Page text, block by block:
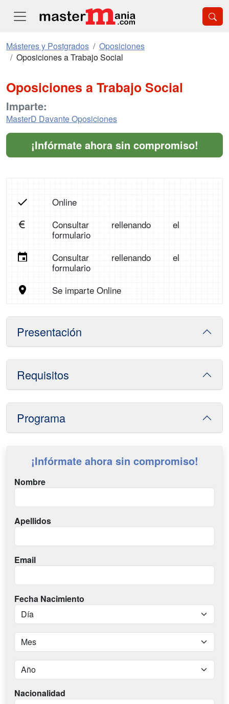
Másteres y Postgrados
Oposiciones
Oposiciones a Trabajo Social
Oposiciones a Trabajo Social
Imparte:
MasterD Davante Oposiciones
¡Infórmate ahora sin compromiso!
Online
Consultar rellenando el
formulario
Consultar rellenando el
formulario
Se imparte Online
Presentación
Requisitos
Programa
¡Infórmate ahora sin compromiso!
Nombre
Apellidos
Email
Fecha Nacimiento
Nacionalidad